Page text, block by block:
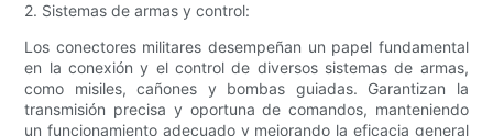
2. Sistemas de armas y control:
Los conectores militares desempeñan un papel fundamental
en la conexión y el control de diversos sistemas de armas,
como misiles, cañones y bombas guiadas. Garantizan la
transmisión precisa y oportuna de comandos, manteniendo
un funcionamiento adecuado y mejorando la eficacia general